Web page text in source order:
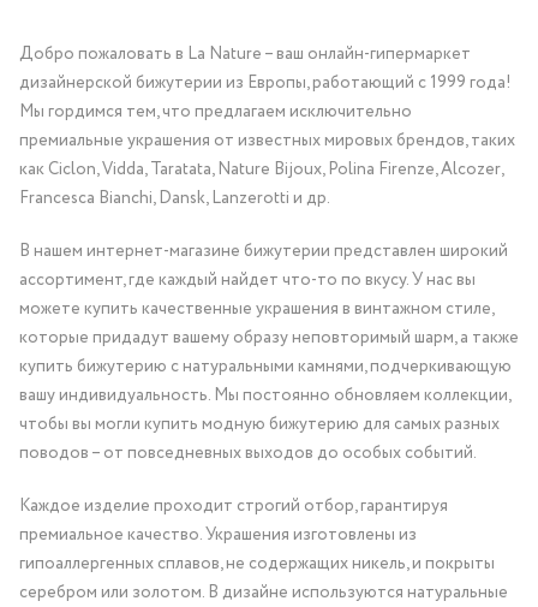
Добро пожаловать в La Nature – ваш онлайн-гипермаркет
дизайнерской бижутерии из Европы, работающий с 1999 года!
Мы гордимся тем, что предлагаем исключительно
премиальные украшения от известных мировых брендов, таких
как Ciclon, Vidda, Taratata, Nature Bijoux, Polina Firenze, Alcozer,
Francesca Bianchi, Dansk, Lanzerotti и др.
В нашем интернет-магазине бижутерии представлен широкий
ассортимент, где каждый найдет что-то по вкусу. У нас вы
можете купить качественные украшения в винтажном стиле,
которые придадут вашему образу неповторимый шарм, а также
купить бижутерию с натуральными камнями, подчеркивающую
вашу индивидуальность. Мы постоянно обновляем коллекции,
чтобы вы могли купить модную бижутерию для самых разных
поводов – от повседневных выходов до особых событий.
Каждое изделие проходит строгий отбор, гарантируя
премиальное качество. Украшения изготовлены из
гипоаллергенных сплавов, не содержащих никель, и покрыты
серебром или золотом. В дизайне используются натуральные